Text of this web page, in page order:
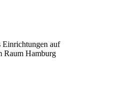
Einrichtungen auf
Raum Hamburg